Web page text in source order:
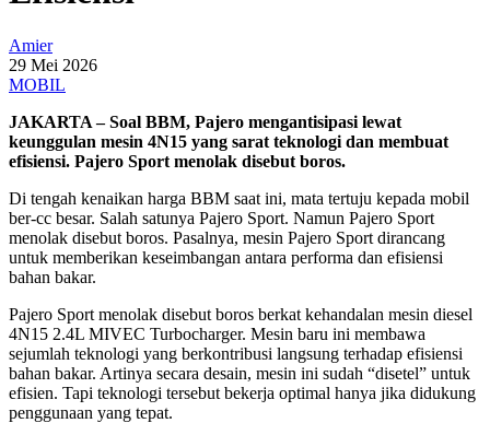
Amier
29 Mei 2026
MOBIL
JAKARTA – Soal BBM, Pajero mengantisipasi lewat
keunggulan mesin 4N15 yang sarat teknologi dan membuat
efisiensi. Pajero Sport menolak disebut boros.
Di tengah kenaikan harga BBM saat ini, mata tertuju kepada mobil
ber-cc besar. Salah satunya Pajero Sport. Namun Pajero Sport
menolak disebut boros. Pasalnya, mesin Pajero Sport dirancang
untuk memberikan keseimbangan antara performa dan efisiensi
bahan bakar.
Pajero Sport menolak disebut boros berkat kehandalan mesin diesel
4N15 2.4L MIVEC Turbocharger. Mesin baru ini membawa
sejumlah teknologi yang berkontribusi langsung terhadap efisiensi
bahan bakar. Artinya secara desain, mesin ini sudah “disetel” untuk
efisien. Tapi teknologi tersebut bekerja optimal hanya jika didukung
penggunaan yang tepat.